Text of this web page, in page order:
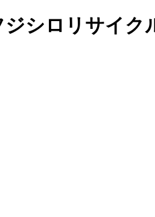
シロリサイク